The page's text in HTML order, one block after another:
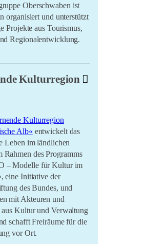
Oberschwaben ist
organisiert und unterstützt
Projekte aus Tourismus,
Regionalentwicklung.
Kulturregion
Kulturregion
Alb« entwickelt das
Leben im ländlichen
Rahmen des Programms
– Modelle für Kultur im
eine Initiative der
des Bundes, und
mit Akteuren und
aus Kultur und Verwaltung
schafft Freiräume für die
vor Ort.